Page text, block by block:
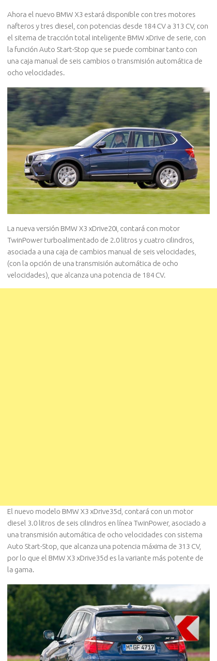
Ahora el nuevo BMW X3 estará disponible con tres motores
nafteros y tres diesel, con potencias desde 184 CV a 313 CV, con
el sitema de tracción total inteligente BMW xDrive de serie, con
la función Auto Start-Stop que se puede combinar tanto con
una caja manual de seis cambios o transmisión automática de
ocho velocidades.
La nueva versión BMW X3 xDrive20i, contará con motor
TwinPower turboalimentado de 2.0 litros y cuatro cilindros,
asociada a una caja de cambios manual de seis velocidades,
(con la opción de una transmisión automática de ocho
velocidades), que alcanza una potencia de 184 CV.
El nuevo modelo BMW X3 xDrive35d, contará con un motor
diesel 3.0 litros de seis cilindros en línea TwinPower, asociado a
una transmisión automática de ocho velocidades con sistema
Auto Start-Stop, que alcanza una potencia máxima de 313 CV,
por lo que el BMW X3 xDrive35d es la variante más potente de
la gama.